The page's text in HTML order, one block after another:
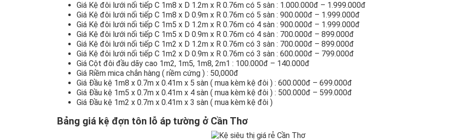
Giá Kệ đôi lưới nối tiếp C 1m8 x D 1.2m x R 0.76m có 5 sàn : 1.000.000đ – 1.999.000đ
Giá Kệ đôi lưới nối tiếp C 1m8 x D 0.9m x R 0.76m có 5 sàn : 900.000đ – 1.999.000đ
Giá Kệ đôi lưới nối tiếp C 1m5 x D 1.2m x R 0.76m có 4 sàn : 900.000đ – 1.999.000đ
Giá Kệ đôi lưới nối tiếp C 1m5 x D 0.9m x R 0.76m có 4 sàn : 700.000đ – 899.000đ
Giá Kệ đôi lưới nối tiếp C 1m2 x D 1.2m x R 0.76m có 3 sàn : 700.000đ – 899.000đ
Giá Kệ đôi lưới nối tiếp C 1m2 x D 0.9m x R 0.76m có 3 sàn : 600.000đ – 799.000đ
Giá Cột đôi đầu dãy cao 1m2, 1m5, 1m8, 2m1 : 100.000đ – 140.000đ
Giá Riềm mica chắn hàng ( riềm cứng ) : 50,000đ
Giá Đầu kệ 1m8 x 0.7m x 0.41m x 5 sàn ( mua kèm kệ đôi ) : 600.000đ – 699.000đ
Giá Đầu kệ 1m5 x 0.7m x 0.41m x 4 sàn ( mua kèm kệ đôi ) : 500.000đ – 599.000đ
Giá Đầu kệ 1m2 x 0.7m x 0.41m x 3 sàn ( mua kèm kệ đôi )
Bảng giá kệ đợn tôn lỗ áp tường ở Cần Thơ